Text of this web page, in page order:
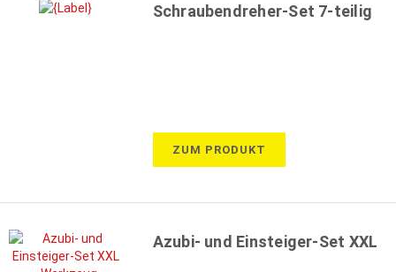
Schraubendreher-Set 7-teilig
ZUM PRODUKT
Azubi- und Einsteiger-Set XXL